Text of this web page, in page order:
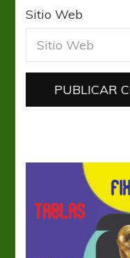
Sitio Web